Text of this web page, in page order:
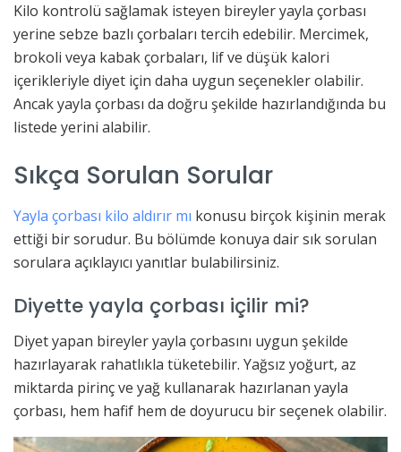
Kilo kontrolü sağlamak isteyen bireyler yayla çorbası
yerine sebze bazlı çorbaları tercih edebilir. Mercimek,
brokoli veya kabak çorbaları, lif ve düşük kalori
içerikleriyle diyet için daha uygun seçenekler olabilir.
Ancak yayla çorbası da doğru şekilde hazırlandığında bu
listede yerini alabilir.
Sıkça Sorulan Sorular
Yayla çorbası kilo aldırır mı konusu birçok kişinin merak
ettiği bir sorudur. Bu bölümde konuya dair sık sorulan
sorulara açıklayıcı yanıtlar bulabilirsiniz.
Diyette yayla çorbası içilir mi?
Diyet yapan bireyler yayla çorbasını uygun şekilde
hazırlayarak rahatlıkla tüketebilir. Yağsız yoğurt, az
miktarda pirinç ve yağ kullanarak hazırlanan yayla
çorbası, hem hafif hem de doyurucu bir seçenek olabilir.